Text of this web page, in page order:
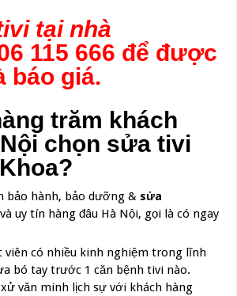
tại nhà
115 666 để được
báo giá.
trăm khách
chọn sửa tivi
bảo hành, bảo dưỡng & sửa
uy tín hàng đâu Hà Nội, gọi là có ngay
viên có nhiều kinh nghiệm trong lĩnh
bó tay trước 1 căn bệnh tivi nào.
văn minh lịch sự với khách hàng